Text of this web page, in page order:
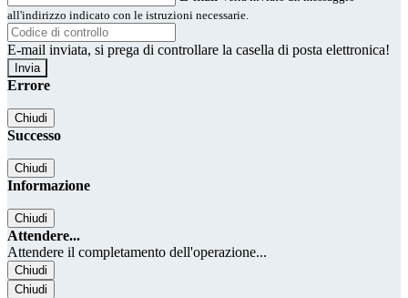
all'indirizzo indicato con le istruzioni necessarie.
E-mail inviata, si prega di controllare la casella di posta elettronica!
Errore
Chiudi
Successo
Chiudi
Informazione
Chiudi
Attendere...
Attendere il completamento dell'operazione...
Chiudi
Chiudi